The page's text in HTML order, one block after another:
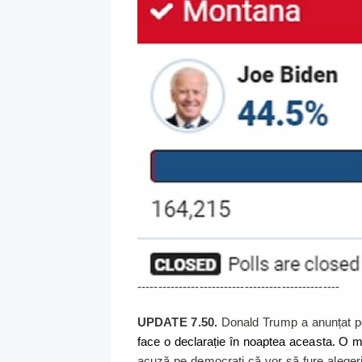
-------------------------------------------------
UPDATE 7.50.Donald Trump a anunțat
face o declarație în noaptea aceasta. O